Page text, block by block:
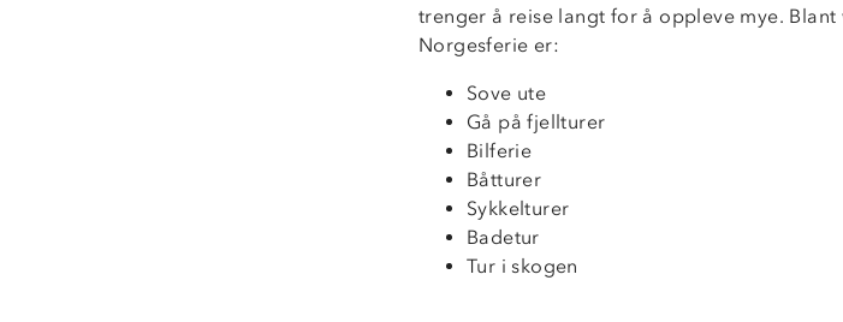
trenger å reise langt for å oppleve mye.
Norgesferie er:
Sove ute
Gå på fjellturer
Bilferie
Båtturer
Sykkelturer
Badetur
Tur i skogen